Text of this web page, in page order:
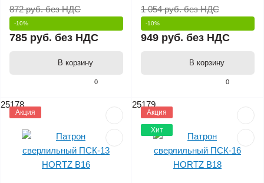
0
872 руб.без НДС
-10%
785 руб. без НДС
В корзину
0
1 054 руб.без НДС
-10%
949 руб. без НДС
В корзину
25178
Акция
25179
Акция
Хит